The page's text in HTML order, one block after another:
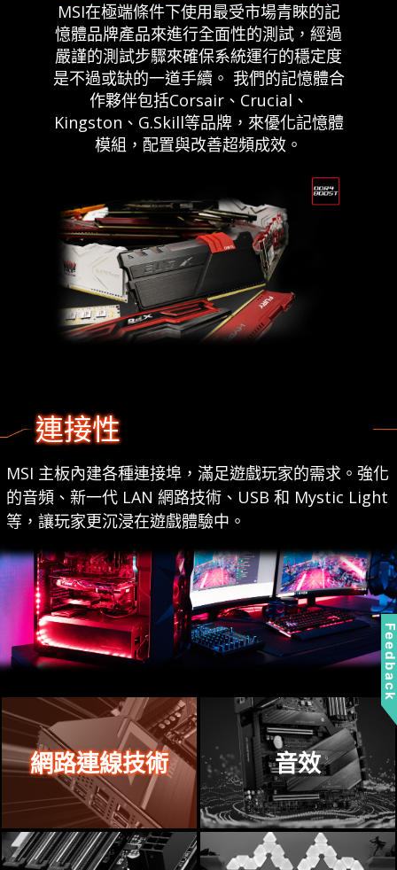
MSI在極端條件下使用最受市場青睞的記
憶體品牌產品來進行全面性的測試，經過
嚴謹的測試步驟來確保系統運行的穩定度
是不過或缺的一道手續。 我們的記憶體合
作夥伴包括Corsair、Crucial、
Kingston、G.Skill等品牌，來優化記憶體
模組，配置與改善超頻成效。
連接性
MSI 主板內建各種連接埠，滿足遊戲玩家的需求。強化
的音頻、新一代 LAN 網路技術、USB 和 Mystic Light
等，讓玩家更沉浸在遊戲體驗中。
網路連線技術 音效